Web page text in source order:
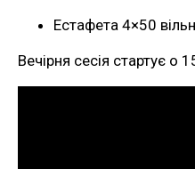
Естафета 4×50
Вечірня сесія стартує о